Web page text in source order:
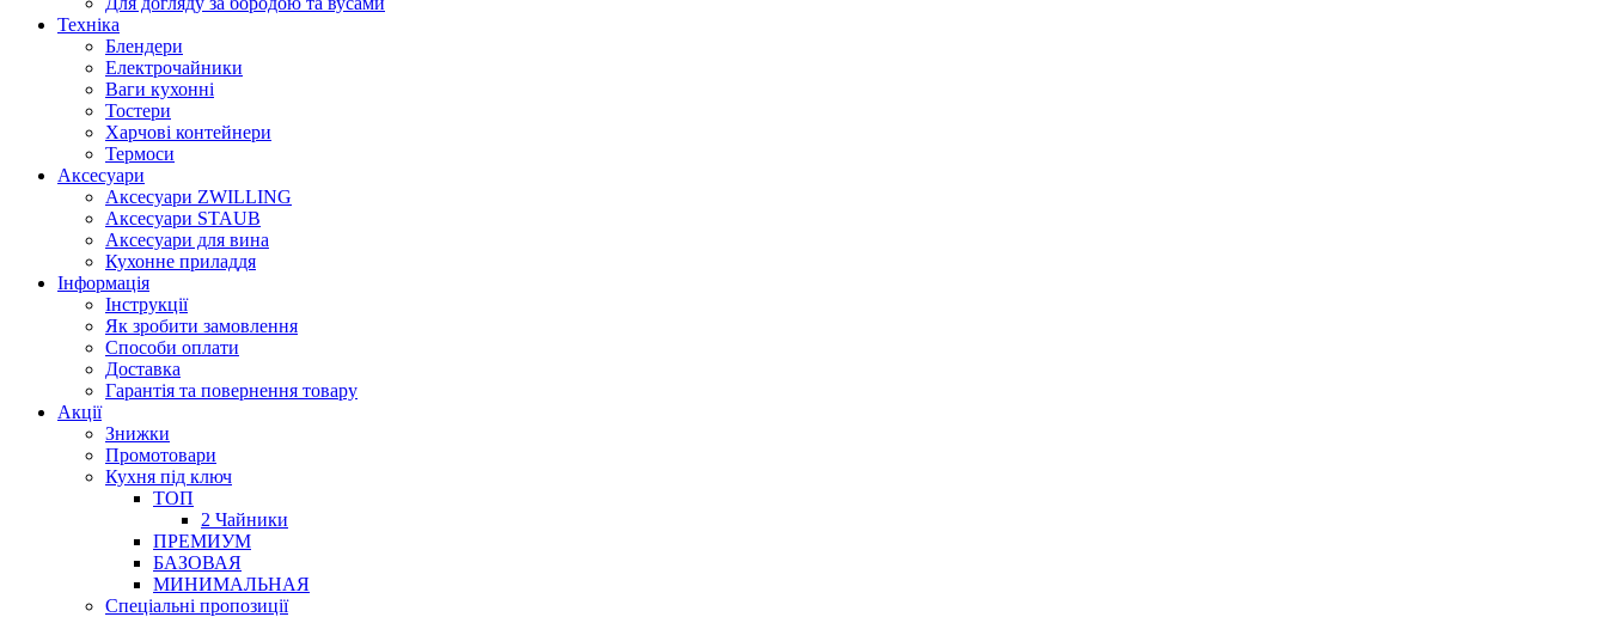
Техніка
Блендери
Електрочайники
Ваги кухонні
Тостери
Харчові контейнери
Термоси
Аксесуари
Аксесуари ZWILLING
Аксесуари STAUB
Аксесуари для вина
Кухонне приладдя
Інформація
Інструкції
Як зробити замовлення
Способи оплати
Доставка
Гарантія та повернення товару
Акції
Знижки
Промотовари
Кухня під ключ
ТОП
2 Чайники
ПРЕМИУМ
БАЗОВАЯ
МИНИМАЛЬНАЯ
Спеціальні пропозиції